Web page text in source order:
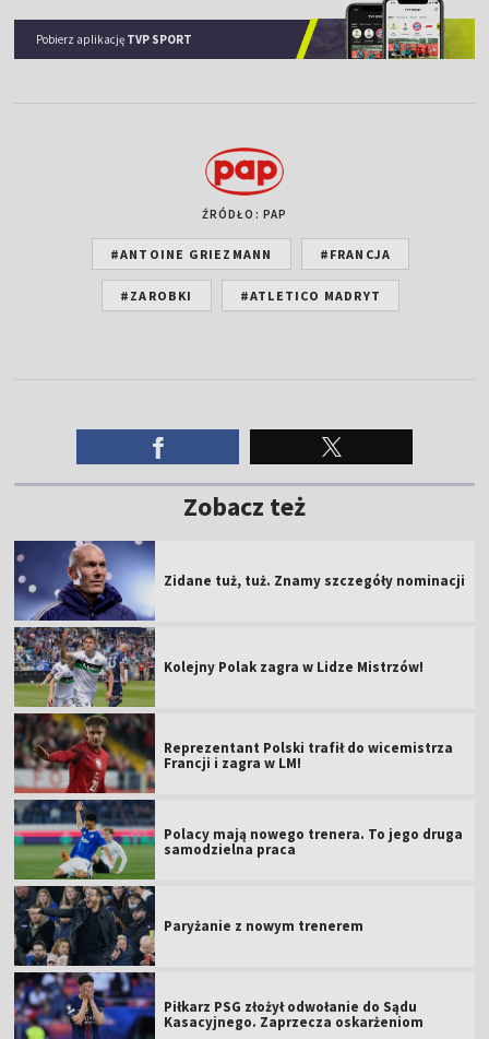
Pobierz aplikację TVP SPORT
ŹRÓDŁO: PAP
#ANTOINE GRIEZMANN #FRANCJA
#ZAROBKI #ATLETICO MADRYT
Zobacz też
Zidane tuż, tuż. Znamy szczegóły nominacji
Kolejny Polak zagra w Lidze Mistrzów!
Reprezentant Polski trafił do wicemistrza
Francji i zagra w LM!
Polacy mają nowego trenera. To jego druga
samodzielna praca
Paryżanie z nowym trenerem
Piłkarz PSG złożył odwołanie do Sądu
Kasacyjnego. Zaprzecza oskarżeniom